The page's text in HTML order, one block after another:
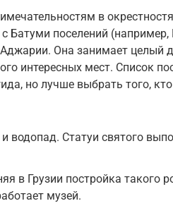
в
Батуми поселений
Она занимает целый
интересных мест. Список
но лучше выбрать того,
водопад. Статуи святого
в Грузии постройка такого
музей.